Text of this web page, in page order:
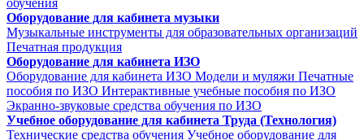
обучения
Оборудование для кабинета музыки
Музыкальные инструменты для образовательных организаций
Печатная продукция
Оборудование для кабинета ИЗО
Оборудование для кабинета ИЗО Модели и муляжи Печатные
пособия по ИЗО Интерактивные учебные пособия по ИЗО
Экранно-звуковые средства обучения по ИЗО
Учебное оборудование для кабинета Труда (Технология)
Технические средства обучения Учебное оборудование для